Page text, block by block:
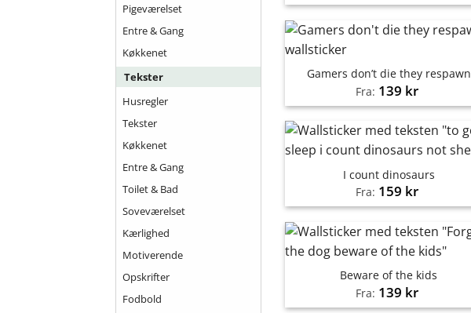
Pigeværelset
Entre & Gang
Køkkenet
Tekster
Husregler
Tekster
Køkkenet
Entre & Gang
Toilet & Bad
Soveværelset
Kærlighed
Motiverende
Opskrifter
Fodbold
Gamers don’t die they respawn
Fra: 139 kr
I count dinosaurs
Fra: 159 kr
Beware of the kids
Fra: 139 kr